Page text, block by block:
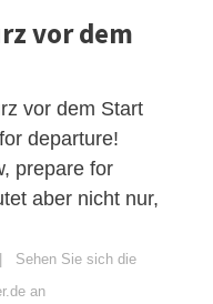
vor dem
vor dem Start
departure!
prepare for
aber nicht nur,
Sehen Sie sich die
an